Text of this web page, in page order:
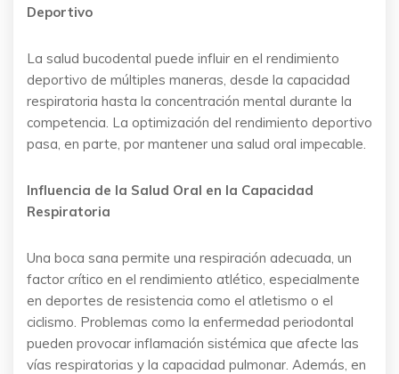
Deportivo
La salud bucodental puede influir en el rendimiento
deportivo de múltiples maneras, desde la capacidad
respiratoria hasta la concentración mental durante la
competencia. La optimización del rendimiento deportivo
pasa, en parte, por mantener una salud oral impecable.
Influencia de la Salud Oral en la Capacidad
Respiratoria
Una boca sana permite una respiración adecuada, un
factor crítico en el rendimiento atlético, especialmente
en deportes de resistencia como el atletismo o el
ciclismo. Problemas como la enfermedad periodontal
pueden provocar inflamación sistémica que afecte las
vías respiratorias y la capacidad pulmonar. Además, en